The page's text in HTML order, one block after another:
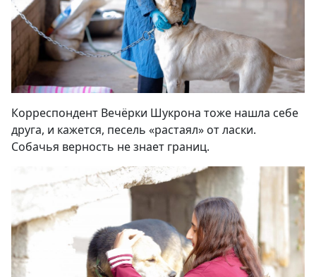
Корреспондент Вечёрки Шукрона тоже нашла себе
друга, и кажется, песель «растаял» от ласки.
Собачья верность не знает границ.